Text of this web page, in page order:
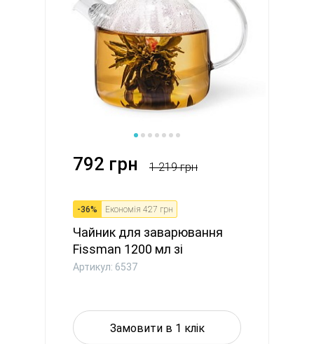
792 грн 1 219 грн
-36% Економія 427 грн
Чайник для заварювання
Fissman 1200 мл зі
сталевим...
Артикул: 6537
Замовити в 1 клік